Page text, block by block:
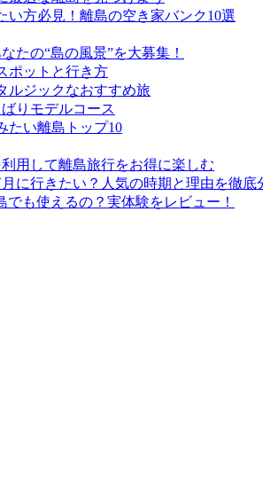
い方必見！離島の空き家バンク10選
たの“島の風景”を大募集！
ポットと行き方
ルジックなおすすめ旅
りモデルコース
たい離島トップ10
用して離島旅行をお得に楽しむ
に行きたい？人気の時期と理由を徹底
も使えるの？実体験をレビュー！